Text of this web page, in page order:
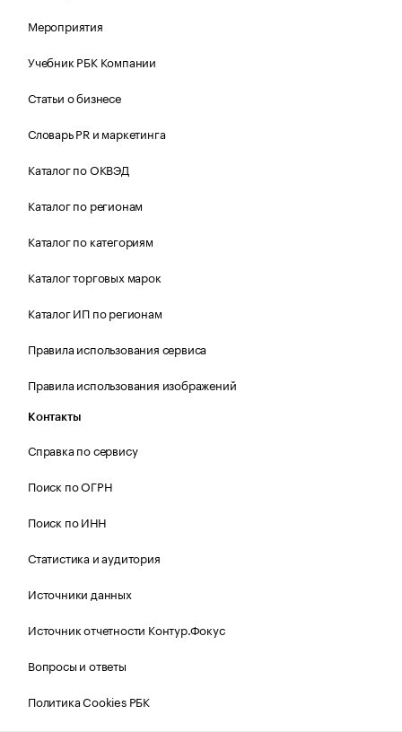
Мероприятия
Учебник РБК Компании
Статьи о бизнесе
Словарь PR и маркетинга
Каталог по ОКВЭД
Каталог по регионам
Каталог по категориям
Каталог торговых марок
Каталог ИП по регионам
Правила использования сервиса
Правила использования изображений
Контакты
Справка по сервису
Поиск по ОГРН
Поиск по ИНН
Статистика и аудитория
Источники данных
Источник отчетности Контур.Фокус
Вопросы и ответы
Политика Cookies РБК